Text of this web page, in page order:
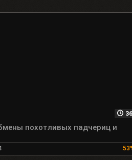
похотливых падчериц и